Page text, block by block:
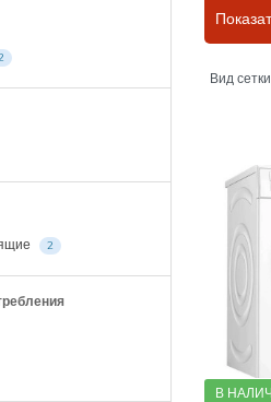
2
Класс В
С
С
Вид
В